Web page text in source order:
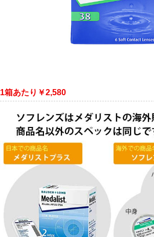
1箱あたり￥2,580